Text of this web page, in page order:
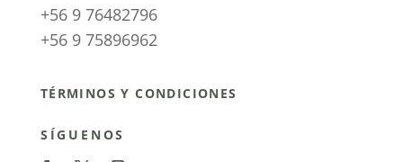
+56 9 76482796
+56 9 75896962
TÉRMINOS Y CONDICIONES
SÍGUENOS